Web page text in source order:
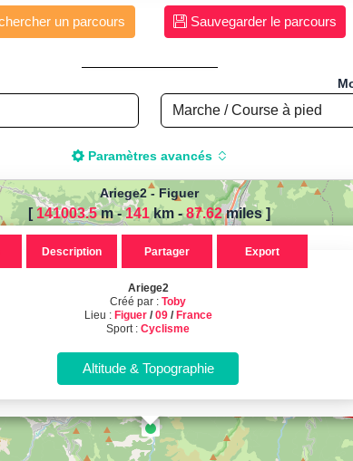
un parcours Sauvegarder le parcours
Paramètres avancés
la distance de
Vélo, Cyclisme, VTT,
créé par Toby,
Calcul d'itinéraires
la distance et le dénivelé de vos parcours sportifs !
(Course à pied, Vélo, Randonnée, Roller...)
Ariege2- Figuer
[ 141003.5m -141km -87.62miles]
Ariege2
Créé par :Toby
Lieu : Figuer/09/ France
Sport :Cyclisme
Description Partager Export